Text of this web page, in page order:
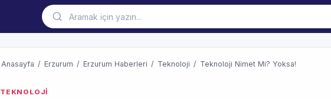
Anasayfa / Erzurum / Erzurum Haberleri / Teknoloji / Teknoloji Nimet Mi? Yoksa!
TEKNOLOJİ